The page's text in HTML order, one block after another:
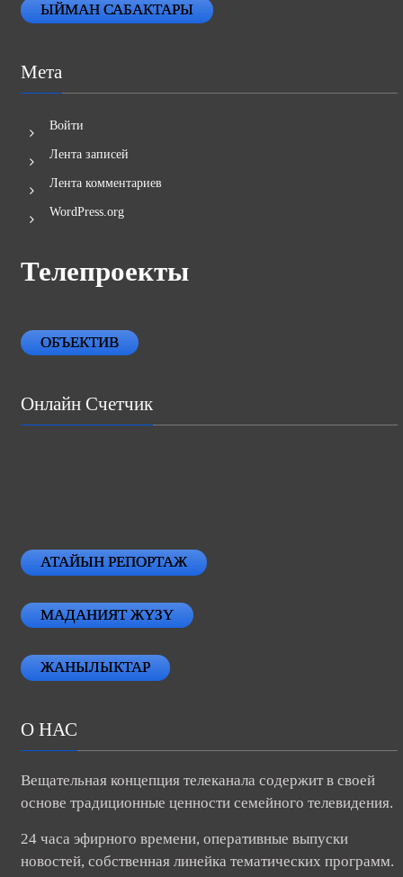
ЫЙМАН САБАКТАРЫ
Мета
Войти
Лента записей
Лента комментариев
WordPress.org
Телепроекты
ОБЪЕКТИВ
Онлайн Счетчик
АТАЙЫН РЕПОРТАЖ
МАДАНИЯТ ЖҮЗҮ
ЖАНЫЛЫКТАР
О НАС
Вещательная концепция телеканала содержит в своей
основе традиционные ценности семейного телевидения.
24 часа эфирного времени, оперативные выпуски
новостей, собственная линейка тематических программ.